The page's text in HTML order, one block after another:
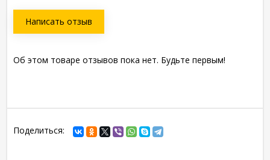
Написать отзыв
Об этом товаре отзывов пока нет. Будьте первым!
Поделиться: